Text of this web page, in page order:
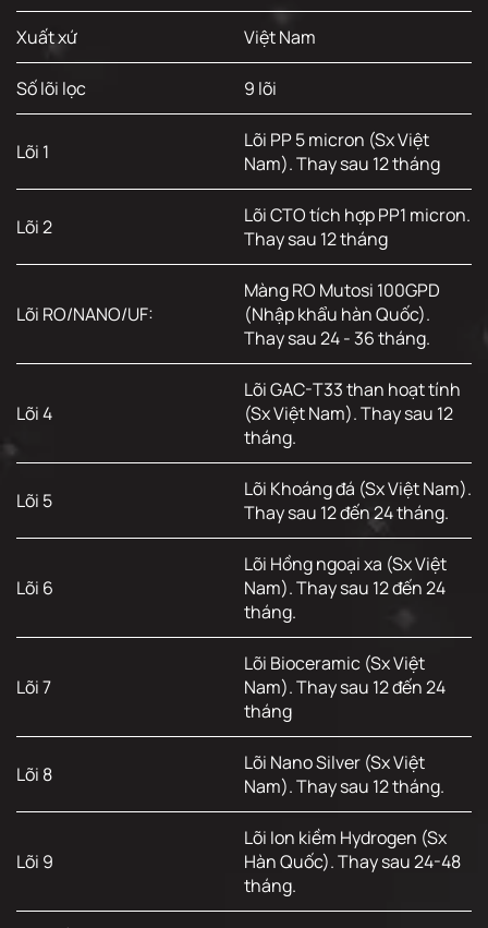
Xuất xứ Việt Nam
Số lõi lọc 9 lõi
Lõi 1
Lõi PP 5 micron (Sx Việt
Nam). Thay sau 12 tháng
Lõi 2
Lõi CTO tích hợp PP1 micron.
Thay sau 12 tháng
Lõi RO/NANO/UF:
Màng RO Mutosi 100GPD
(Nhập khẩu hàn Quốc).
Thay sau 24 - 36 tháng.
Lõi 4
Lõi GAC-T33 than hoạt tính
(Sx Việt Nam). Thay sau 12
tháng.
Lõi 5
Lõi Khoáng đá (Sx Việt Nam).
Thay sau 12 đến 24 tháng.
Lõi 6
Lõi Hồng ngoại xa (Sx Việt
Nam). Thay sau 12 đến 24
tháng.
Lõi 7
Lõi Bioceramic (Sx Việt
Nam). Thay sau 12 đến 24
tháng
Lõi 8
Lõi Nano Silver (Sx Việt
Nam). Thay sau 12 tháng.
Lõi 9
Lõi Ion kiềm Hydrogen (Sx
Hàn Quốc). Thay sau 24-48
tháng.